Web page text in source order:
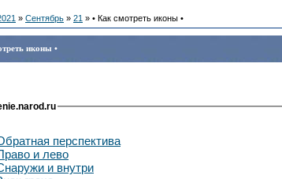
» Сентябрь » 21 » • Как смотреть иконы •
иконы •
перспектива
и лево
и внутри